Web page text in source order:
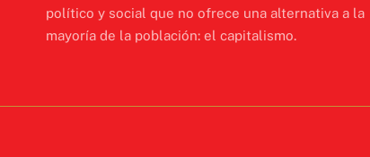
político y social que no ofrece una alternativa a la
mayoría de la población: el capitalismo.